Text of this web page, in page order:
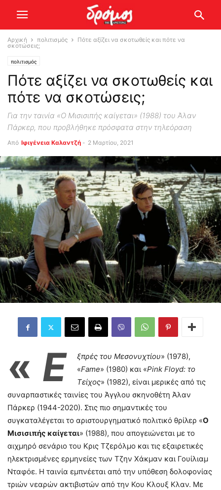
Αρχική πολιτισμός
Πότε αξίζει να σκοτωθείς και πότε να
σκοτώσεις;
πολιτισμός
Πότε αξίζει να σκοτωθείς και
πότε να σκοτώσεις;
Για την ταινία «Ο Μισισιπής καίγεται» (1988) του Άλαν
Πάρκερ, που προβλήθηκε πρόσφατα στην τηλεόραση
Από Ιφιγένεια Καλαντζή - 2 Μαρτίου, 2021
« Ε ξπρές του Μεσονυχτίου» (1978),
«Fame» (1980) και «Pink Floyd: το
Τείχος» (1982), είναι μερικές από τις
συναρπαστικές ταινίες του Άγγλου σκηνοθέτη Άλαν
Πάρκερ (1944-2020). Στις πιο σημαντικές του
συγκαταλέγεται το αριστουργηματικό πολιτικό θρίλερ «Ο
Μισισιπής καίγεται» (1988), που απογειώνεται με το
αιχμηρό σενάριο του Κρις Τζερόλμο και τις εξαιρετικές
ηλεκτρισμένες ερμηνείες των Τζην Χάκμαν και Γουίλιαμ
Νταφόε. Η ταινία εμπνέεται από την υπόθεση δολοφονίας
τριών νεαρών ακτιβιστών από την Κου Κλουξ Κλαν. Με